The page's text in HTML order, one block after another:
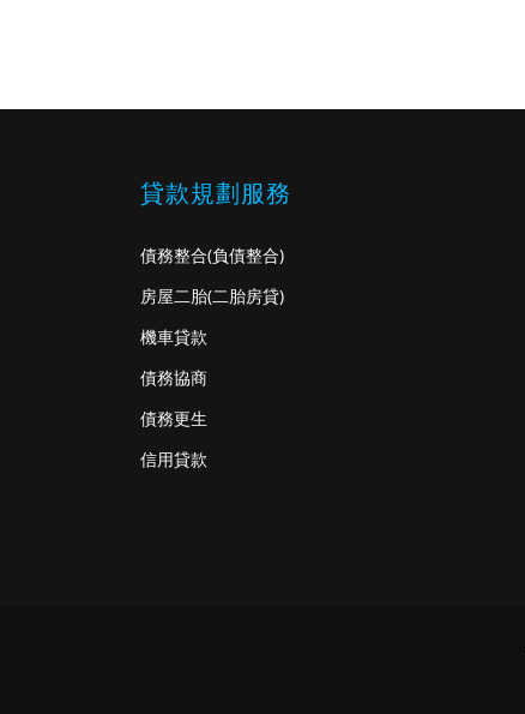
貸款規劃服務
債務整合(負債整合)
房屋二胎(二胎房貸)
機車貸款
債務協商
債務更生
信用貸款